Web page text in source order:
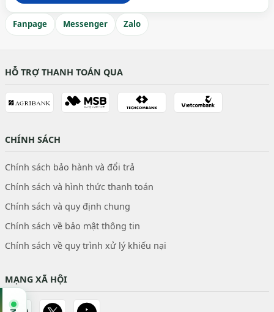
Fanpage Messenger Zalo
HỖ TRỢ THANH TOÁN QUA
CHÍNH SÁCH
Chính sách bảo hành và đổi trả
Chính sách và hình thức thanh toán
Chính sách và quy định chung
Chính sách về bảo mật thông tin
Chính sách về quy trình xử lý khiếu nại
MẠNG XÃ HỘI